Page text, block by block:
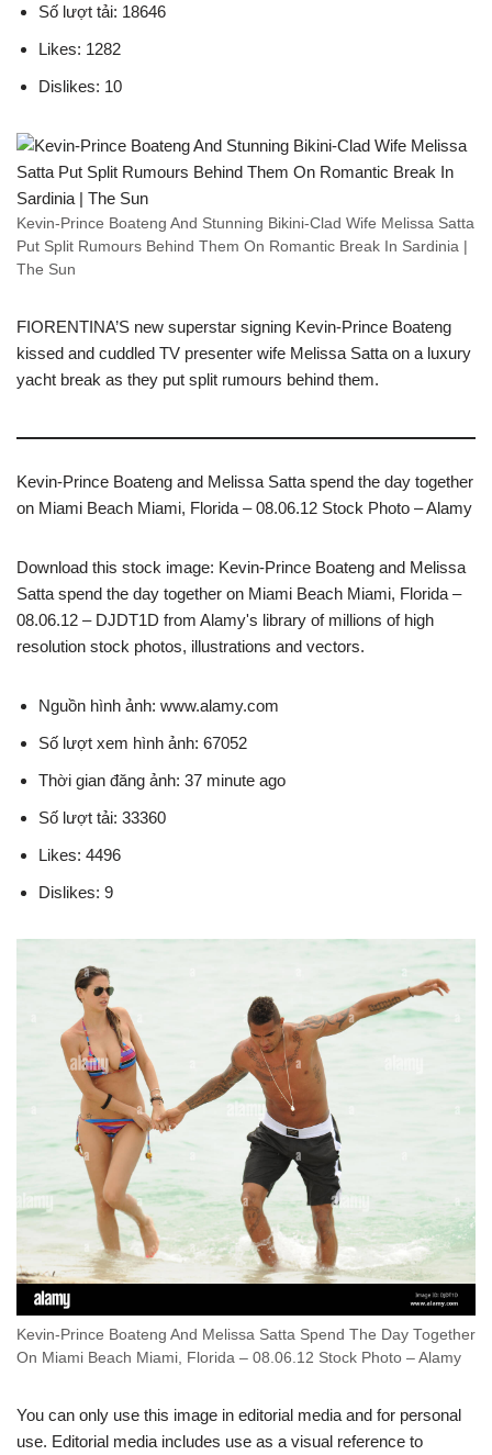
Số lượt tải: 18646
Likes: 1282
Dislikes: 10
Kevin-Prince Boateng And Stunning Bikini-Clad Wife Melissa Satta
Put Split Rumours Behind Them On Romantic Break In Sardinia |
The Sun
FIORENTINA’S new superstar signing Kevin-Prince Boateng
kissed and cuddled TV presenter wife Melissa Satta on a luxury
yacht break as they put split rumours behind them.
Kevin-Prince Boateng and Melissa Satta spend the day together
on Miami Beach Miami, Florida – 08.06.12 Stock Photo – Alamy
Download this stock image: Kevin-Prince Boateng and Melissa
Satta spend the day together on Miami Beach Miami, Florida –
08.06.12 – DJDT1D from Alamy's library of millions of high
resolution stock photos, illustrations and vectors.
Nguồn hình ảnh: www.alamy.com
Số lượt xem hình ảnh: 67052
Thời gian đăng ảnh: 37 minute ago
Số lượt tải: 33360
Likes: 4496
Dislikes: 9
Kevin-Prince Boateng And Melissa Satta Spend The Day Together
On Miami Beach Miami, Florida – 08.06.12 Stock Photo – Alamy
You can only use this image in editorial media and for personal
use. Editorial media includes use as a visual reference to